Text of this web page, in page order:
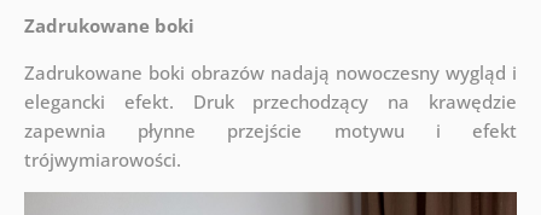
Zadrukowane boki
Zadrukowane boki obrazów nadają nowoczesny wygląd i
elegancki efekt. Druk przechodzący na krawędzie
zapewnia płynne przejście motywu i efekt
trójwymiarowości.